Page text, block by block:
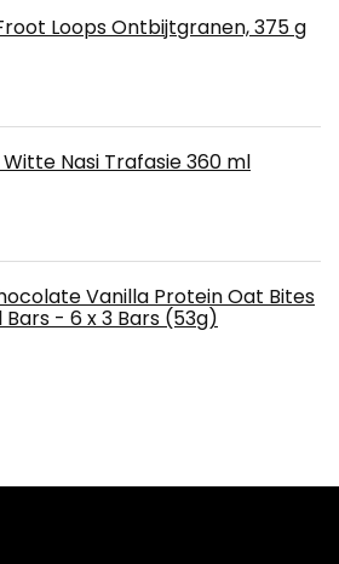
Loops Ontbijtgranen, 375 g
Witte Nasi Trafasie 360 ml
Vanilla Protein Oat Bites
- 6 x 3 Bars (53g)